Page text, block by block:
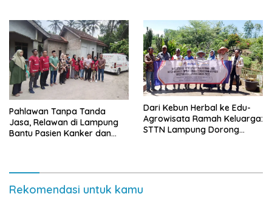
Pahlawan Tanpa Tanda
Jasa, Relawan di Lampung
Bantu Pasien Kanker dan
Dari Kebun Herbal ke Edu-
Agrowisata Ramah Keluarga:
STTN Lampung Dorong
Rekomendasi untuk kamu